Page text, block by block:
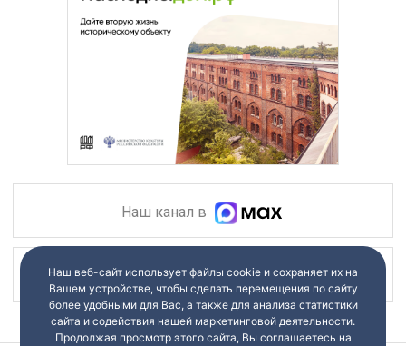
Наш канал в
Наш канал в
Наш веб-сайт использует файлы cookie и сохраняет их на
Вашем устройстве, чтобы сделать перемещения по сайту
более удобными для Вас, а также для анализа статистики
сайта и содействия нашей маркетинговой деятельности.
Продолжая просмотр этого сайта, Вы соглашаетесь на